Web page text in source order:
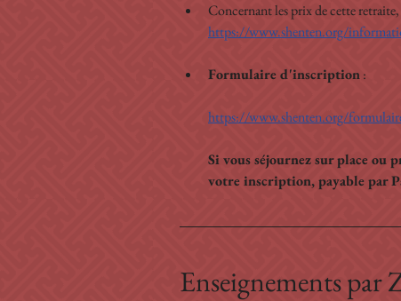
Concernant les prix de cette
https://www.shenten.org/
Formulaire d'inscription :
https://www.shenten.org/
Si vous séjournez sur place ou
votre inscription, payable par
Enseignements par